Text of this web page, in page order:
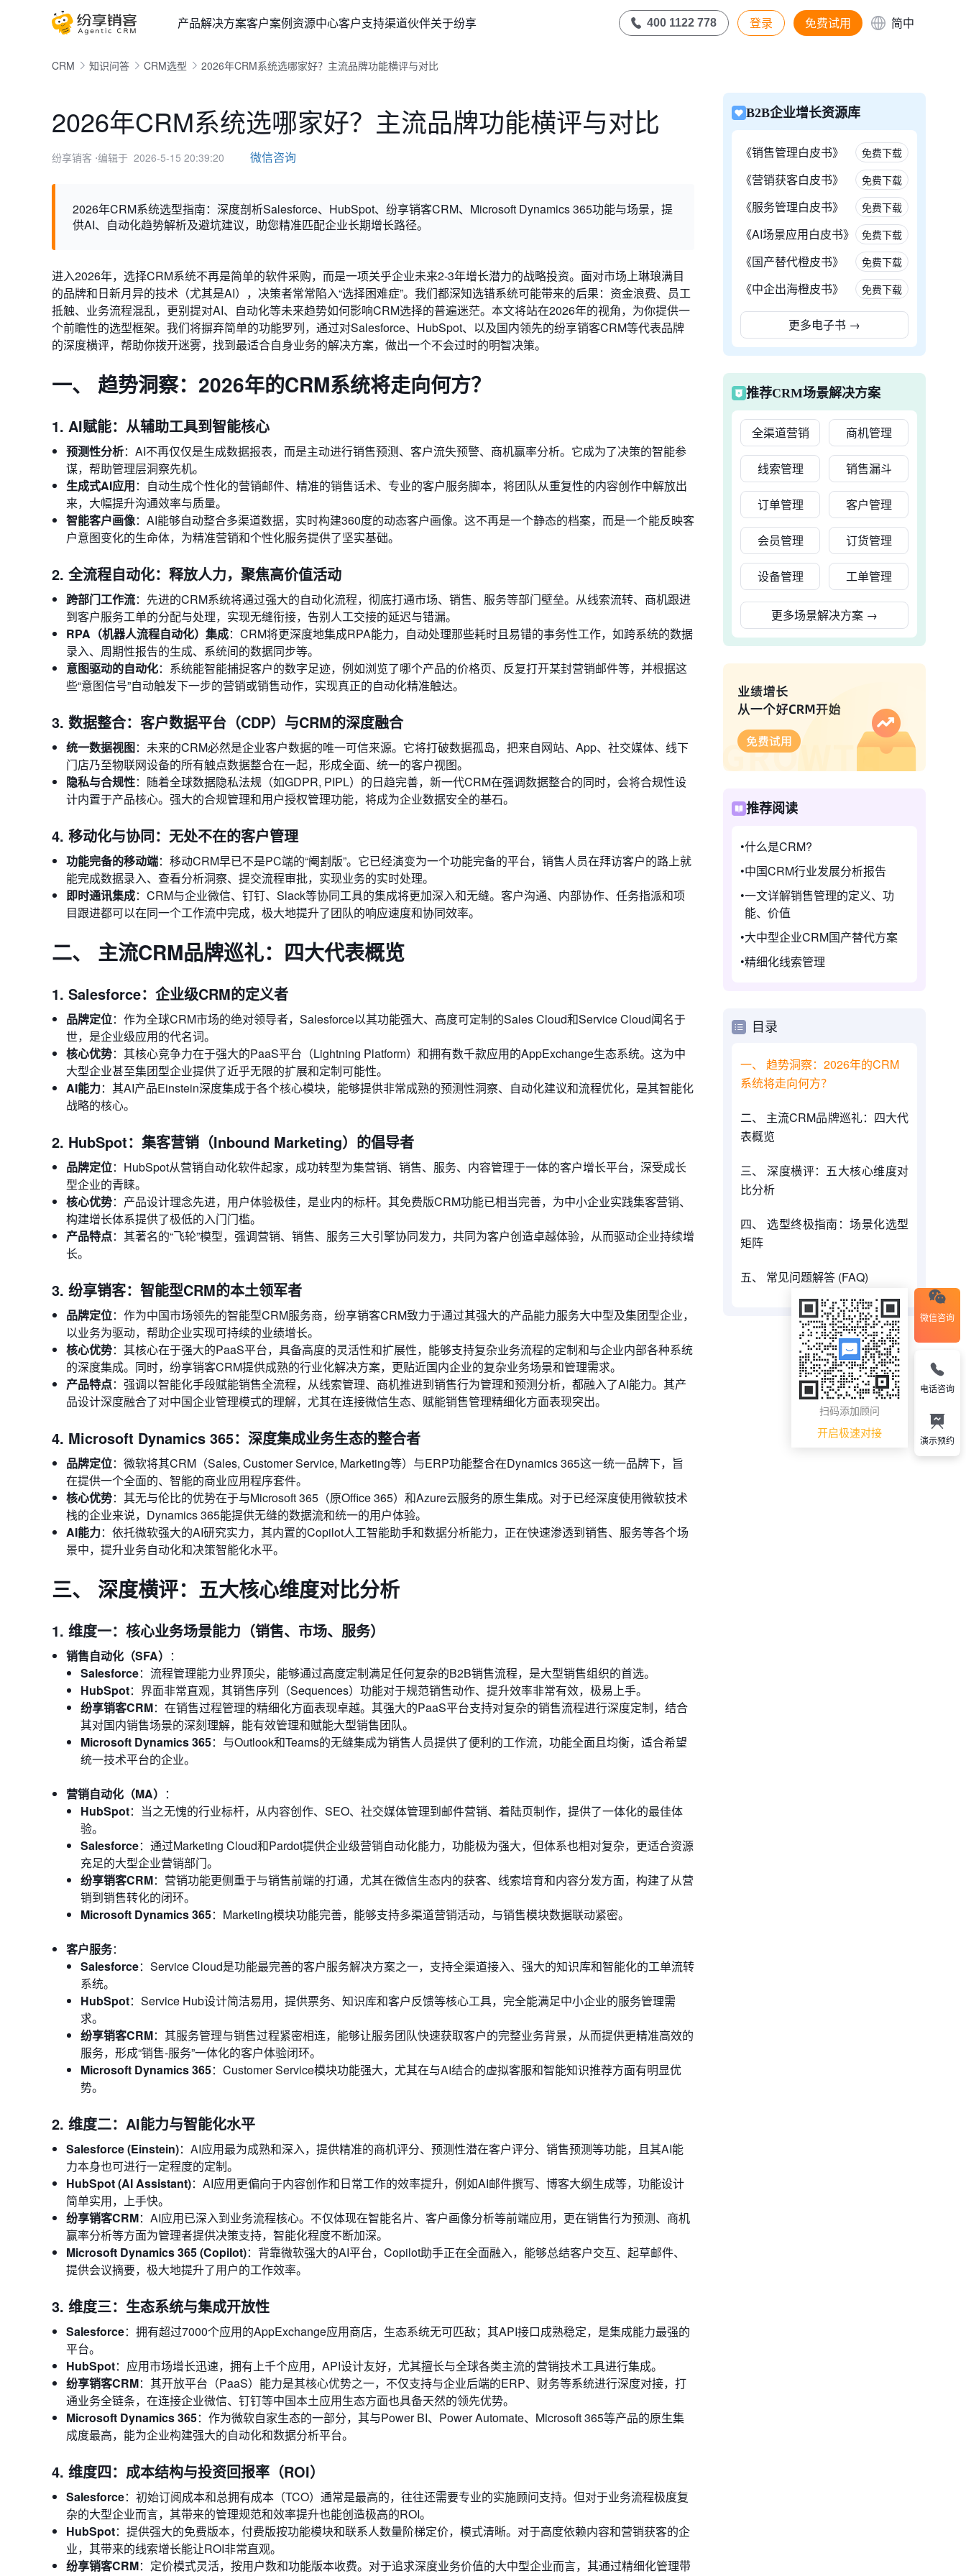
产品解决方案客户案例资源中心客户支持渠道伙伴关于纷享 400 1122 778 登录 免费试用 简中
CRM 知识问答 CRM选型 2026年CRM系统选哪家好？主流品牌功能横评与对比
2026年CRM系统选哪家好？主流品牌功能横评与对比
纷享销客 ⋅编辑于 2026-5-15 20:39:20 微信咨询
2026年CRM系统选型指南：深度剖析Salesforce、HubSpot、纷享销客CRM、Microsoft Dynamics 365功能与场景，提
供AI、自动化趋势解析及避坑建议，助您精准匹配企业长期增长路径。
进入2026年，选择CRM系统不再是简单的软件采购，而是一项关乎企业未来2-3年增长潜力的战略投资。面对市场上琳琅满目
的品牌和日新月异的技术（尤其是AI），决策者常常陷入“选择困难症”。我们都深知选错系统可能带来的后果：资金浪费、员工
抵触、业务流程混乱，更别提对AI、自动化等未来趋势如何影响CRM选择的普遍迷茫。本文将站在2026年的视角，为你提供一
个前瞻性的选型框架。我们将摒弃简单的功能罗列，通过对Salesforce、HubSpot、以及国内领先的纷享销客CRM等代表品牌
的深度横评，帮助你拨开迷雾，找到最适合自身业务的解决方案，做出一个不会过时的明智决策。
一、 趋势洞察：2026年的CRM系统将走向何方？
1. AI赋能：从辅助工具到智能核心
预测性分析：AI不再仅仅是生成数据报表，而是主动进行销售预测、客户流失预警、商机赢率分析。它成为了决策的智能参
谋，帮助管理层洞察先机。
生成式AI应用：自动生成个性化的营销邮件、精准的销售话术、专业的客户服务脚本，将团队从重复性的内容创作中解放出
来，大幅提升沟通效率与质量。
智能客户画像：AI能够自动整合多渠道数据，实时构建360度的动态客户画像。这不再是一个静态的档案，而是一个能反映客
户意图变化的生命体，为精准营销和个性化服务提供了坚实基础。
2. 全流程自动化：释放人力，聚焦高价值活动
跨部门工作流：先进的CRM系统将通过强大的自动化流程，彻底打通市场、销售、服务等部门壁垒。从线索流转、商机跟进
到客户服务工单的分配与处理，实现无缝衔接，告别人工交接的延迟与错漏。
RPA（机器人流程自动化）集成：CRM将更深度地集成RPA能力，自动处理那些耗时且易错的事务性工作，如跨系统的数据
录入、周期性报告的生成、系统间的数据同步等。
意图驱动的自动化：系统能智能捕捉客户的数字足迹，例如浏览了哪个产品的价格页、反复打开某封营销邮件等，并根据这
些“意图信号”自动触发下一步的营销或销售动作，实现真正的自动化精准触达。
3. 数据整合：客户数据平台（CDP）与CRM的深度融合
统一数据视图：未来的CRM必然是企业客户数据的唯一可信来源。它将打破数据孤岛，把来自网站、App、社交媒体、线下
门店乃至物联网设备的所有触点数据整合在一起，形成全面、统一的客户视图。
隐私与合规性：随着全球数据隐私法规（如GDPR, PIPL）的日趋完善，新一代CRM在强调数据整合的同时，会将合规性设
计内置于产品核心。强大的合规管理和用户授权管理功能，将成为企业数据安全的基石。
4. 移动化与协同：无处不在的客户管理
功能完备的移动端：移动CRM早已不是PC端的“阉割版”。它已经演变为一个功能完备的平台，销售人员在拜访客户的路上就
能完成数据录入、查看分析洞察、提交流程审批，实现业务的实时处理。
即时通讯集成：CRM与企业微信、钉钉、Slack等协同工具的集成将更加深入和无缝。客户沟通、内部协作、任务指派和项
目跟进都可以在同一个工作流中完成，极大地提升了团队的响应速度和协同效率。
二、 主流CRM品牌巡礼：四大代表概览
1. Salesforce：企业级CRM的定义者
品牌定位：作为全球CRM市场的绝对领导者，Salesforce以其功能强大、高度可定制的Sales Cloud和Service Cloud闻名于
世，是企业级应用的代名词。
核心优势：其核心竞争力在于强大的PaaS平台（Lightning Platform）和拥有数千款应用的AppExchange生态系统。这为中
大型企业甚至集团型企业提供了近乎无限的扩展和定制可能性。
AI能力：其AI产品Einstein深度集成于各个核心模块，能够提供非常成熟的预测性洞察、自动化建议和流程优化，是其智能化
战略的核心。
2. HubSpot：集客营销（Inbound Marketing）的倡导者
品牌定位：HubSpot从营销自动化软件起家，成功转型为集营销、销售、服务、内容管理于一体的客户增长平台，深受成长
型企业的青睐。
核心优势：产品设计理念先进，用户体验极佳，是业内的标杆。其免费版CRM功能已相当完善，为中小企业实践集客营销、
构建增长体系提供了极低的入门门槛。
产品特点：其著名的“飞轮”模型，强调营销、销售、服务三大引擎协同发力，共同为客户创造卓越体验，从而驱动企业持续增
长。
3. 纷享销客：智能型CRM的本土领军者
品牌定位：作为中国市场领先的智能型CRM服务商，纷享销客CRM致力于通过其强大的产品能力服务大中型及集团型企业，
以业务为驱动，帮助企业实现可持续的业绩增长。
核心优势：其核心在于强大的PaaS平台，具备高度的灵活性和扩展性，能够支持复杂业务流程的定制和与企业内部各种系统
的深度集成。同时，纷享销客CRM提供成熟的行业化解决方案，更贴近国内企业的复杂业务场景和管理需求。
产品特点：强调以智能化手段赋能销售全流程，从线索管理、商机推进到销售行为管理和预测分析，都融入了AI能力。其产
品设计深度融合了对中国企业管理模式的理解，尤其在连接微信生态、赋能销售管理精细化方面表现突出。
4. Microsoft Dynamics 365：深度集成业务生态的整合者
品牌定位：微软将其CRM（Sales, Customer Service, Marketing等）与ERP功能整合在Dynamics 365这一统一品牌下，旨
在提供一个全面的、智能的商业应用程序套件。
核心优势：其无与伦比的优势在于与Microsoft 365（原Office 365）和Azure云服务的原生集成。对于已经深度使用微软技术
栈的企业来说，Dynamics 365能提供无缝的数据流和统一的用户体验。
AI能力：依托微软强大的AI研究实力，其内置的Copilot人工智能助手和数据分析能力，正在快速渗透到销售、服务等各个场
景中，提升业务自动化和决策智能化水平。
三、 深度横评：五大核心维度对比分析
1. 维度一：核心业务场景能力（销售、市场、服务）
销售自动化（SFA） ：
Salesforce：流程管理能力业界顶尖，能够通过高度定制满足任何复杂的B2B销售流程，是大型销售组织的首选。
HubSpot：界面非常直观，其销售序列（Sequences）功能对于规范销售动作、提升效率非常有效，极易上手。
纷享销客CRM：在销售过程管理的精细化方面表现卓越。其强大的PaaS平台支持对复杂的销售流程进行深度定制，结合
其对国内销售场景的深刻理解，能有效管理和赋能大型销售团队。
Microsoft Dynamics 365：与Outlook和Teams的无缝集成为销售人员提供了便利的工作流，功能全面且均衡，适合希望
统一技术平台的企业。
营销自动化（MA） ：
HubSpot：当之无愧的行业标杆，从内容创作、SEO、社交媒体管理到邮件营销、着陆页制作，提供了一体化的最佳体
验。
Salesforce：通过Marketing Cloud和Pardot提供企业级营销自动化能力，功能极为强大，但体系也相对复杂，更适合资源
充足的大型企业营销部门。
纷享销客CRM：营销功能更侧重于与销售前端的打通，尤其在微信生态内的获客、线索培育和内容分发方面，构建了从营
销到销售转化的闭环。
Microsoft Dynamics 365：Marketing模块功能完善，能够支持多渠道营销活动，与销售模块数据联动紧密。
客户服务：
Salesforce：Service Cloud是功能最完善的客户服务解决方案之一，支持全渠道接入、强大的知识库和智能化的工单流转
系统。
HubSpot：Service Hub设计简洁易用，提供票务、知识库和客户反馈等核心工具，完全能满足中小企业的服务管理需
求。
纷享销客CRM：其服务管理与销售过程紧密相连，能够让服务团队快速获取客户的完整业务背景，从而提供更精准高效的
服务，形成“销售-服务”一体化的客户体验闭环。
Microsoft Dynamics 365：Customer Service模块功能强大，尤其在与AI结合的虚拟客服和智能知识推荐方面有明显优
势。
2. 维度二：AI能力与智能化水平
Salesforce (Einstein)：AI应用最为成熟和深入，提供精准的商机评分、预测性潜在客户评分、销售预测等功能，且其AI能
力本身也可进行一定程度的定制。
HubSpot (AI Assistant)：AI应用更偏向于内容创作和日常工作的效率提升，例如AI邮件撰写、博客大纲生成等，功能设计
简单实用，上手快。
纷享销客CRM：AI应用已深入到业务流程核心。不仅体现在智能名片、客户画像分析等前端应用，更在销售行为预测、商机
赢率分析等方面为管理者提供决策支持，智能化程度不断加深。
Microsoft Dynamics 365 (Copilot)：背靠微软强大的AI平台，Copilot助手正在全面融入，能够总结客户交互、起草邮件、
提供会议摘要，极大地提升了用户的工作效率。
3. 维度三：生态系统与集成开放性
Salesforce：拥有超过7000个应用的AppExchange应用商店，生态系统无可匹敌；其API接口成熟稳定，是集成能力最强的
平台。
HubSpot：应用市场增长迅速，拥有上千个应用，API设计友好，尤其擅长与全球各类主流的营销技术工具进行集成。
纷享销客CRM：其开放平台（PaaS）能力是其核心优势之一，不仅支持与企业后端的ERP、财务等系统进行深度对接，打
通业务全链条，在连接企业微信、钉钉等中国本土应用生态方面也具备天然的领先优势。
Microsoft Dynamics 365：作为微软自家生态的一部分，其与Power BI、Power Automate、Microsoft 365等产品的原生集
成度最高，能为企业构建强大的自动化和数据分析平台。
4. 维度四：成本结构与投资回报率（ROI）
Salesforce：初始订阅成本和总拥有成本（TCO）通常是最高的，往往还需要专业的实施顾问支持。但对于业务流程极度复
杂的大型企业而言，其带来的管理规范和效率提升也能创造极高的ROI。
HubSpot：提供强大的免费版本，付费版按功能模块和联系人数量阶梯定价，模式清晰。对于高度依赖内容和营销获客的企
业，其带来的线索增长能让ROI非常直观。
纷享销客CRM：定价模式灵活，按用户数和功能版本收费。对于追求深度业务价值的大中型企业而言，其通过精细化管理带
B2B企业增长资源库
《销售管理白皮书》 免费下载
《营销获客白皮书》 免费下载
《服务管理白皮书》 免费下载
《AI场景应用白皮书》 免费下载
《国产替代橙皮书》 免费下载
《中企出海橙皮书》 免费下载
更多电子书 →
推荐CRM场景解决方案
全渠道营销 商机管理
线索管理 销售漏斗
订单管理 客户管理
会员管理 订货管理
设备管理 工单管理
更多场景解决方案 →
推荐阅读
什么是CRM?
中国CRM行业发展分析报告
一文详解销售管理的定义、功
能、价值
大中型企业CRM国产替代方案
精细化线索管理
目录
一、 趋势洞察：2026年的CRM
系统将走向何方？
二、 主流CRM品牌巡礼：四大代
表概览
三、 深度横评：五大核心维度对
比分析
四、 选型终极指南：场景化选型
矩阵
五、 常见问题解答 (FAQ)
微信咨询
扫码添加顾问
开启极速对接
电话咨询
演示预约